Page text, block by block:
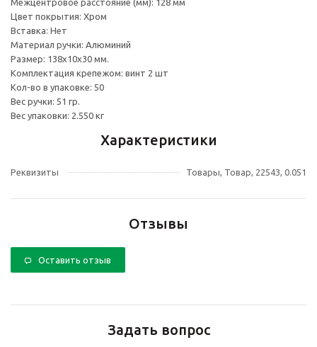
Межцентровое расстояние (мм): 128 мм
Цвет покрытия: Хром
Вставка: Нет
Материал ручки: Алюминий
Размер: 138х10х30 мм.
Комплектация крепежом: винт 2 шт
Кол-во в упаковке: 50
Вес ручки: 51 гр.
Вес упаковки: 2.550 кг
Характеристики
Реквизиты Товары, Товар, 22543, 0.051
Отзывы
Оставить отзыв
Задать вопрос